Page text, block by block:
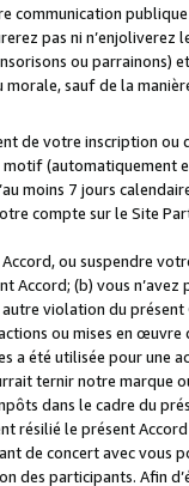
communication
pas ni
ou parrainons)
sauf de la
de votre inscription
(automatiquement
moins 7 jours
compte sur le Site
ou suspendre
Accord; (b) vous
violation du
ou mises en
a été utilisée pour une
ternir notre marque
dans le cadre du
résilié le présent
de concert avec vous
des participants. Afin